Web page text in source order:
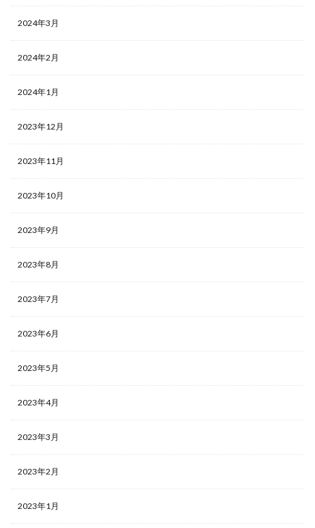
2024年3月
2024年2月
2024年1月
2023年12月
2023年11月
2023年10月
2023年9月
2023年8月
2023年7月
2023年6月
2023年5月
2023年4月
2023年3月
2023年2月
2023年1月